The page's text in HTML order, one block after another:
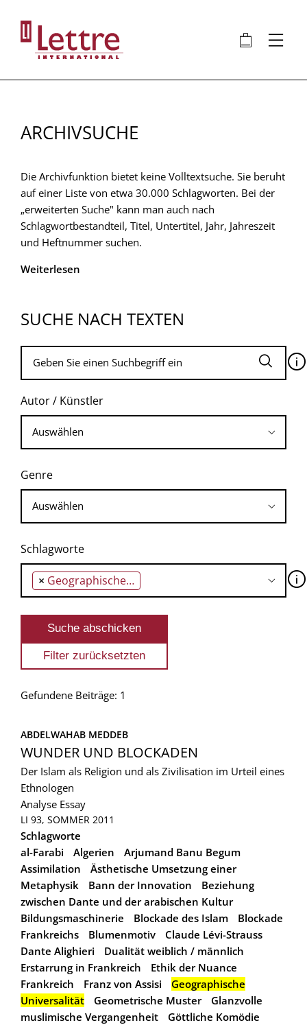
Inhalt
🛍 ⋮
ARCHIVSUCHE
Die Archivfunktion bietet keine Volltextsuche. Sie beruht
auf einer Liste von etwa 30.000 Schlagworten. Bei der
„erweiterten Suche" kann man auch nach
Schlagwortbestandteil, Titel, Untertitel, Jahr, Jahreszeit
und Heftnummer suchen.
Weiterlesen
SUCHE NACH TEXTEN
🛈
Autor / Künstler
Genre
Schlagworte
× Geographische Universalität 🛈
Gefundene Beiträge: 1
ABDELWAHAB MEDDEB
WUNDER UND BLOCKADEN
Der Islam als Religion und als Zivilisation im Urteil eines
Ethnologen
Analyse Essay
LI 93, SOMMER 2011
Schlagworte
al-Farabi
Algerien
Arjumand Banu Begum
Assimilation
Ästhetische Umsetzung einer
Metaphysik
Bann der Innovation
Beziehung
zwischen Dante und der arabischen Kultur
Bildungsmaschinerie
Blockade des Islam
Blockade
Frankreichs
Blumenmotiv
Claude Lévi-Strauss
Dante Alighieri
Dualität weiblich / männlich
Erstarrung in Frankreich
Ethik der Nuance
Frankreich
Franz von Assisi
Geographische
Universalität
Geometrische Muster
Glanzvolle
muslimische Vergangenheit
Göttliche Komödie